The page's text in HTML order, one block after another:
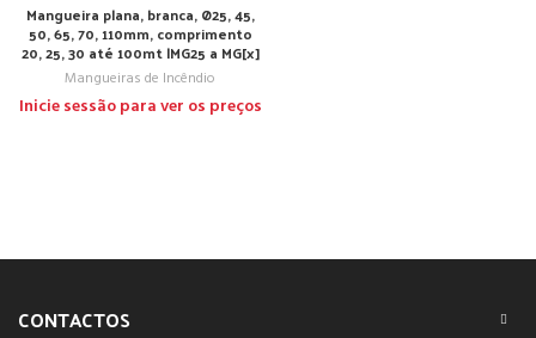
Mangueira plana, branca, Ø25, 45,
50, 65, 70, 110mm, comprimento
20, 25, 30 até 100mt |MG25 a MG[x]
Mangueiras de Incêndio
Inicie sessão para ver os preços
CONTACTOS